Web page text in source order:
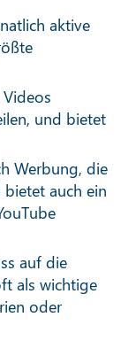
aktive
und bietet
Werbung, die
auch ein
auf die
als wichtige
oder